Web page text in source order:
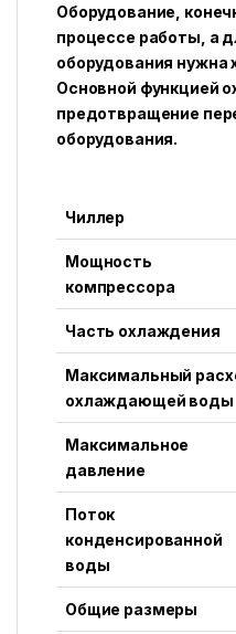
Оборудование,
процессе работы, а
оборудования нужна
Основной функцией
предотвращение
оборудования.
Чиллер
Мощность
компрессора
Часть охлаждения
Максимальный
охлаждающей воды
Максимальное
давление
Поток
конденсированной
воды
Общие размеры